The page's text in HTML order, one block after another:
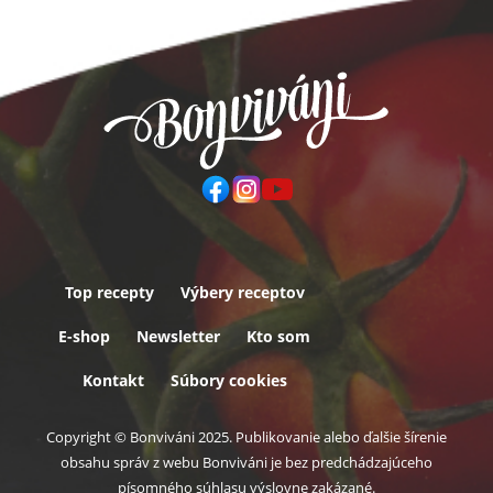
Päta
Top recepty Výbery receptov
E-shop Newsletter Kto som
Kontakt Súbory cookies
Copyright © Bonviváni 2025. Publikovanie alebo ďalšie šírenie
obsahu správ z webu Bonviváni je bez predchádzajúceho
písomného súhlasu výslovne zakázané.